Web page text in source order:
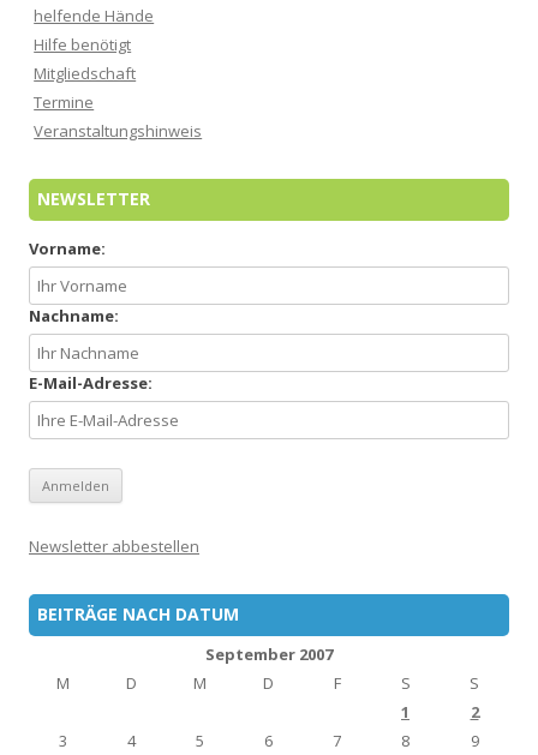
helfende Hände
Hilfe benötigt
Mitgliedschaft
Termine
Veranstaltungshinweis
NEWSLETTER
Vorname:
Nachname:
E-Mail-Adresse:
Newsletter abbestellen
BEITRÄGE NACH DATUM
September 2007
M
D M D F S
S
1
2
3
4 5 6 7 8
9